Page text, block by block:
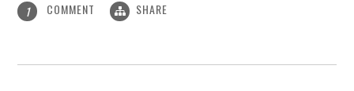
1 COMMENT SHARE